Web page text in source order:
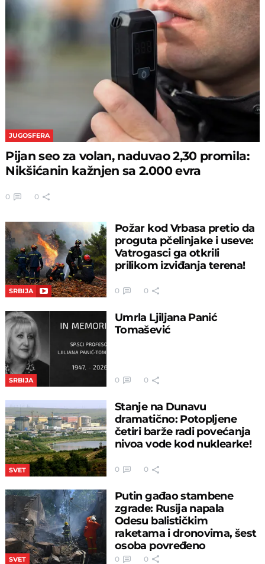
JUGOSFERA
Pijan seo za volan, naduvao 2,30 promila:
Nikšićanin kažnjen sa 2.000 evra
0 0
SRBIJA
Požar kod Vrbasa pretio da
proguta pčelinjake i useve:
Vatrogasci ga otkrili
prilikom izviđanja terena!
0 0
SRBIJA
Umrla Ljiljana Panić
Tomašević
0 0
SVET
Stanje na Dunavu
dramatično: Potopljene
četiri barže radi povećanja
nivoa vode kod nuklearke!
0 0
SVET
Putin gađao stambene
zgrade: Rusija napala
Odesu balističkim
raketama i dronovima, šest
osoba povređeno
0 0